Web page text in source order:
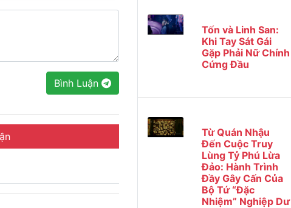
Bình Luận
Tốn và Linh San:
Khi Tay Sát Gái
Gặp Phải Nữ Chính
Cứng Đầu
Từ Quán Nhậu
Đến Cuộc Truy
Lùng Tỷ Phú Lừa
Đảo: Hành Trình
Đầy Gây Cấn Của
Bộ Tứ “Đặc
Nhiệm” Nghiệp Dư